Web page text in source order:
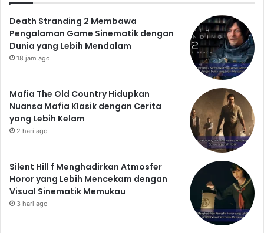
Death Stranding 2 Membawa
Pengalaman Game Sinematik dengan
Dunia yang Lebih Mendalam
18 jam ago
Mafia The Old Country Hidupkan
Nuansa Mafia Klasik dengan Cerita
yang Lebih Kelam
2 hari ago
Silent Hill f Menghadirkan Atmosfer
Horor yang Lebih Mencekam dengan
Visual Sinematik Memukau
3 hari ago